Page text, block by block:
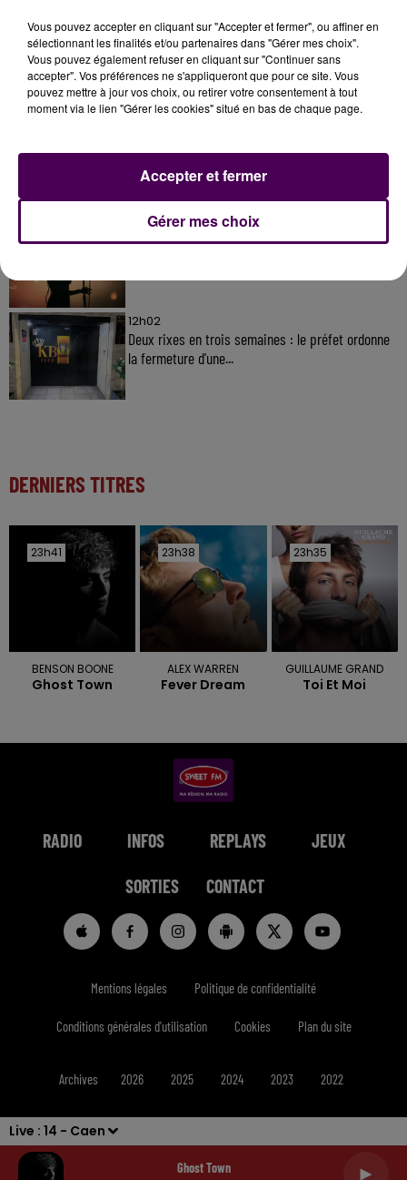
Live : 14 - Caen
Ghost Town
À LA UNE
Gagnez vos entrées à Terra Botanica !
11 juillet 2026
Inscrivez-vous au casting The Voice & The Voice
12h02
Deux rixes en trois semaines : le préfet ordonne
la fermeture d'une...
DERNIERS TITRES
23h41
23h41
BENSON BOONE
Ghost Town
23h38
23h38
ALEX WARREN
Fever Dream
23h35
23h35
GUILLAUME GRAND
Toi Et Moi
RADIO INFOS REPLAYS JEUX
SORTIES CONTACT
Mentions légales Politique de confidentialité
Conditions générales d'utilisation Cookies Plan du site
Archives 2026 2025 2024 2023 2022
Vous pouvez accepter en cliquant sur "Accepter et fermer", ou affiner en
sélectionnant les finalités et/ou partenaires dans "Gérer mes choix".
Vous pouvez également refuser en cliquant sur "Continuer sans
accepter". Vos préférences ne s'appliqueront que pour ce site. Vous
pouvez mettre à jour vos choix, ou retirer votre consentement à tout
moment via le lien "Gérer les cookies" situé en bas de chaque page.
Gérer mes choix
Accepter et fermer